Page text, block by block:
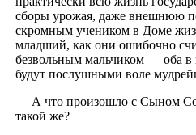
сборы урожая, даже внешнюю
скромным учеником в Доме
младший, как они ошибочно
безвольным мальчиком — оба в
будут послушными воле
— А что произошло с Сыном
такой же?